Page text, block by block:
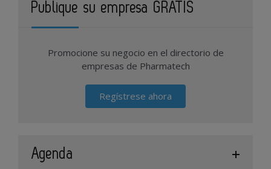
Publique su empresa GRATIS
Promocione su negocio en el directorio de
empresas de Pharmatech
Regístrese ahora
Agenda